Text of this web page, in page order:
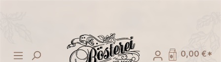
0,00 €*